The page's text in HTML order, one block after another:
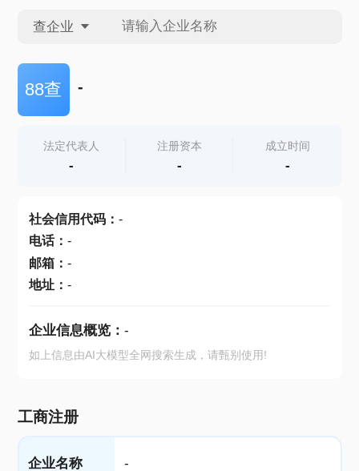
查企业
查企业
查产地
88查 -
法定代表人
-
注册资本
-
成立时间
-
社会信用代码： -
电话： -
邮箱： -
地址： -
企业信息概览： -
如上信息由AI大模型全网搜索生成，请甄别使用!
工商注册
企业名称 -